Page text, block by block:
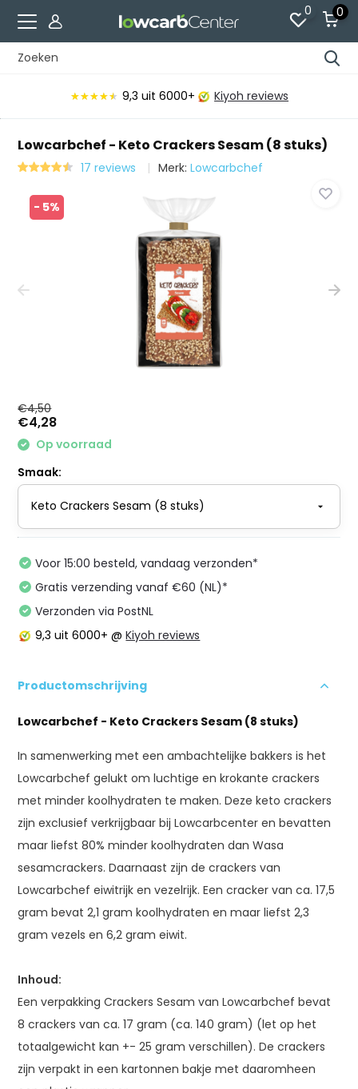
0 0
★★★★★
★★★★★ 9,3 uit 6000+ Kiyoh reviews
Lowcarbchef - Keto Crackers Sesam (8 stuks)
17 reviews Merk:Lowcarbchef
- 5%
€4,50
€4,28
Op voorraad
Smaak:
Voor 15:00 besteld, vandaag verzonden*
Gratis verzending vanaf €60 (NL)*
Verzonden via PostNL
9,3 uit 6000+ @Kiyoh reviews
Productomschrijving
Lowcarbchef - Keto Crackers Sesam (8 stuks)
In samenwerking met een ambachtelijke bakkers is het
Lowcarbchef gelukt om luchtige en krokante crackers
met minder koolhydraten te maken. Deze keto crackers
zijn exclusief verkrijgbaar bij Lowcarbcenter en bevatten
maar liefst 80% minder koolhydraten dan Wasa
sesamcrackers. Daarnaast zijn de crackers van
Lowcarbchef eiwitrijk en vezelrijk. Een cracker van ca. 17,5
gram bevat 2,1 gram koolhydraten en maar liefst 2,3
gram vezels en 6,2 gram eiwit.
Inhoud:
Een verpakking Crackers Sesam van Lowcarbchef bevat
8 crackers van ca. 17 gram (ca. 140 gram) (let op het
totaalgewicht kan +- 25 gram verschillen). De crackers
zijn verpakt in een kartonnen bakje met daaromheen